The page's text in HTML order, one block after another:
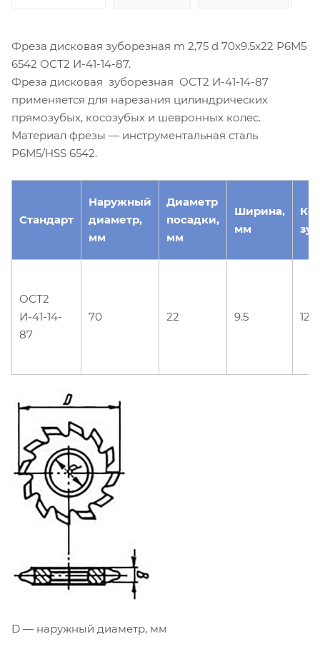
Фреза дисковая зуборезная m 2,75 d 70х9.5х22 Р6М5
6542 ОСТ2 И-41-14-87.
Фреза дисковая зуборезная ОСТ2 И-41-14-87
применяется для нарезания цилиндрических
прямозубых, косозубых и шевронных колес.
Материал фрезы — инструментальная сталь
Р6М5/HSS 6542.
Стандарт
Наружный
диаметр,
мм
Диаметр
посадки,
мм
Ширина,
мм
ОСТ2
И-41-14-
87
70 22 9.5 12
D — наружный диаметр, мм